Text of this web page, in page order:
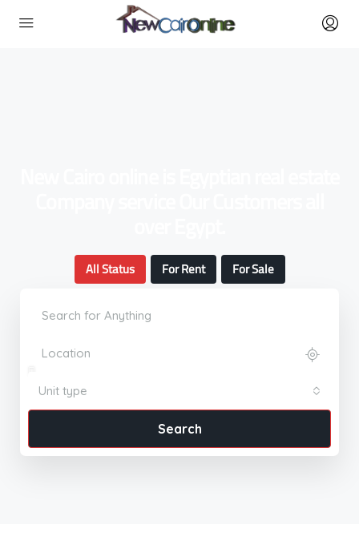
All Status For Rent For Sale
Unit type
Search